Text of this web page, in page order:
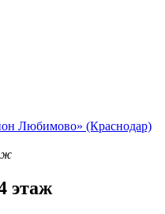
Любимово» (Краснодар)
этаж